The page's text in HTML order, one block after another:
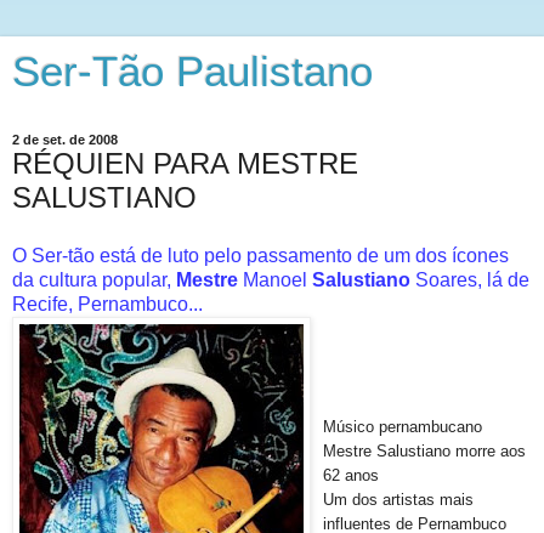
Ser-Tão Paulistano
2 de set. de 2008
RÉQUIEN PARA MESTRE
SALUSTIANO
O Ser-tão está de luto pelo passamento de um dos ícones
da cultura popular, Mestre Manoel Salustiano Soares, lá de
Recife, Pernambuco...
Músico pernambucano
Mestre Salustiano morre aos
62 anos
Um dos artistas mais
influentes de Pernambuco